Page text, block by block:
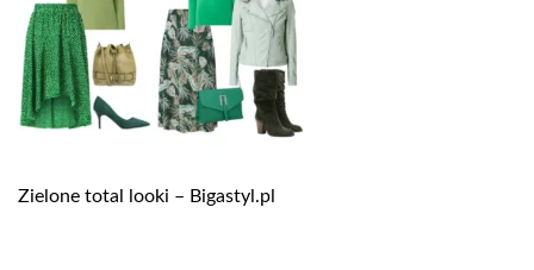
Zielone total looki – Bigastyl.pl